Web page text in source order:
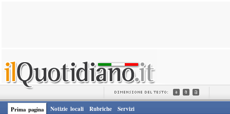
Prima pagina Notizie locali Rubriche
Servizi